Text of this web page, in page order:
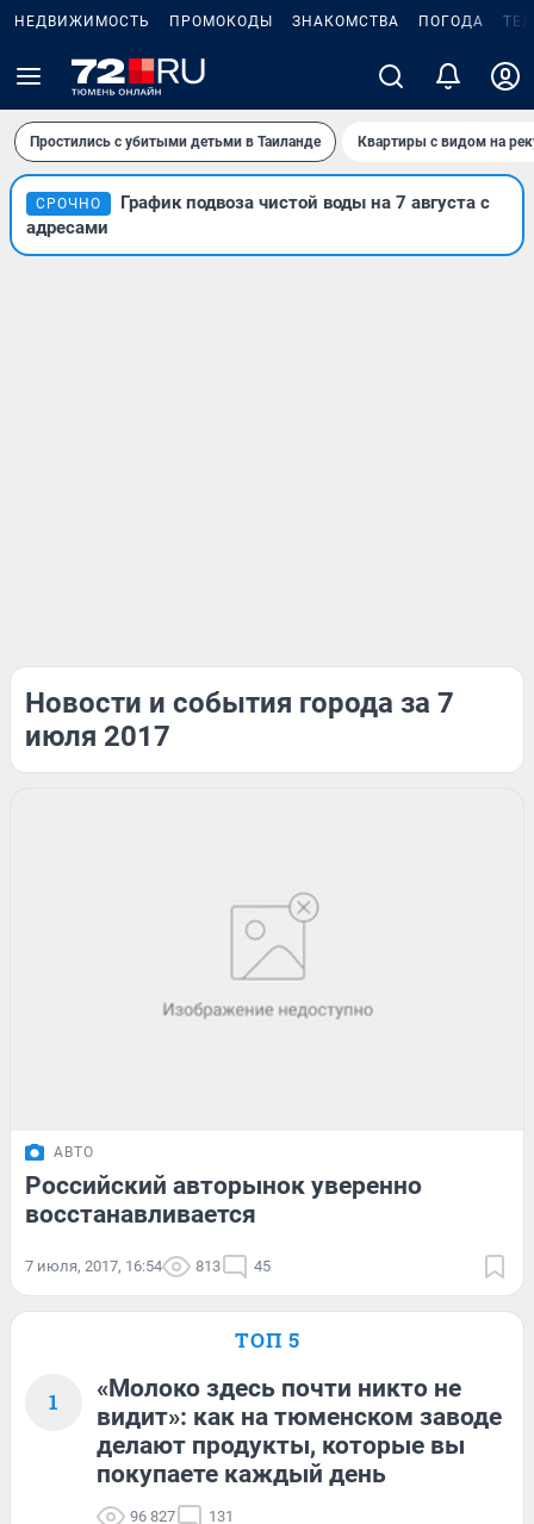
НЕДВИЖИМОСТЬ ПРОМОКОДЫ ЗНАКОМСТВА ПОГОДА
Простились с убитыми детьми в Таиланде Квартиры с видом на
СРОЧНО
График подвоза чистой воды на 7 августа с
адресами
Новости и события города за 7
июля 2017
АВТО
Российский авторынок уверенно
восстанавливается
7 июля, 2017, 16:54 813 45
ТОП 5
1
«Молоко здесь почти никто не
видит»: как на тюменском заводе
делают продукты, которые вы
покупаете каждый день
96 827 131